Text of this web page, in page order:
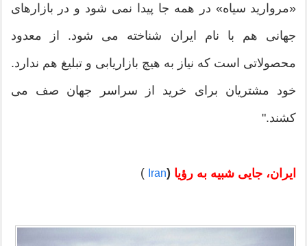
«مروارید سیاه» در همه جا پیدا نمی شود و در بازارهای
جهانی هم با نام ایران شناخته می شود. از معدود
محصولاتی است که نیاز به هیچ بازاریابی و تبلیغ هم ندارد.
خود مشتریان برای خرید از سراسر جهان صف می
کشند."
ایران، جایی شبیه به رؤیا (
Iran
)